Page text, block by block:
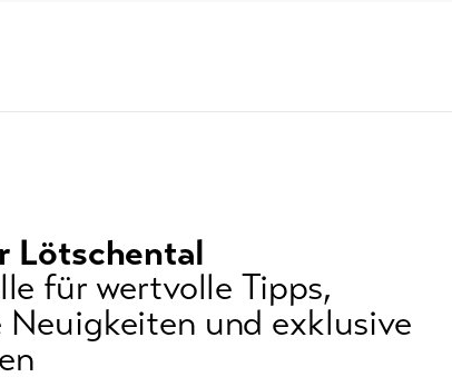
Lötschental
für wertvolle Tipps,
Neuigkeiten und exklusive